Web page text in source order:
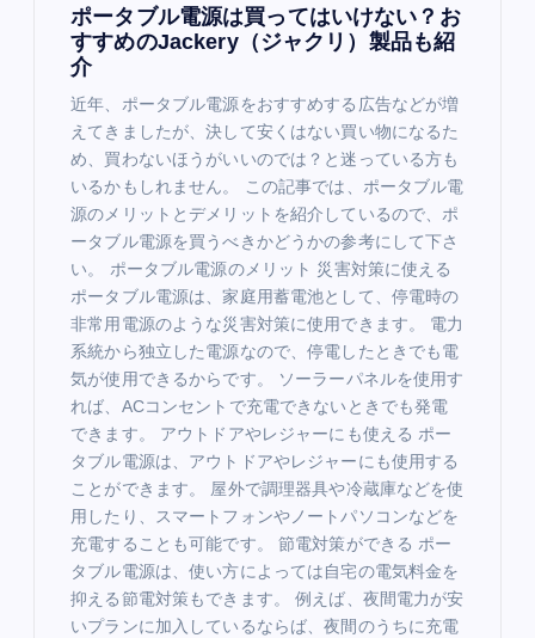
ポータブル電源は買ってはいけない？お
すすめのJackery（ジャクリ）製品も紹
介
近年、ポータブル電源をおすすめする広告などが増
えてきましたが、決して安くはない買い物になるた
め、買わないほうがいいのでは？と迷っている方も
いるかもしれません。 この記事では、ポータブル電
源のメリットとデメリットを紹介しているので、ポ
ータブル電源を買うべきかどうかの参考にして下さ
い。 ポータブル電源のメリット 災害対策に使える
ポータブル電源は、家庭用蓄電池として、停電時の
非常用電源のような災害対策に使用できます。 電力
系統から独立した電源なので、停電したときでも電
気が使用できるからです。 ソーラーパネルを使用す
れば、ACコンセントで充電できないときでも発電
できます。 アウトドアやレジャーにも使える ポー
タブル電源は、アウトドアやレジャーにも使用する
ことができます。 屋外で調理器具や冷蔵庫などを使
用したり、スマートフォンやノートパソコンなどを
充電することも可能です。 節電対策ができる ポー
タブル電源は、使い方によっては自宅の電気料金を
抑える節電対策もできます。 例えば、夜間電力が安
いプランに加入しているならば、夜間のうちに充電